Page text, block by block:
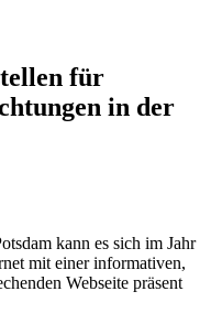
für
in der
kann es sich im Jahr
mit einer informativen,
Webseite präsent